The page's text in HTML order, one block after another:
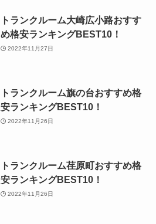
トランクルーム大崎広小路おすす
め格安ランキングBEST10！
2022年11月27日
トランクルーム旗の台おすすめ格
安ランキングBEST10！
2022年11月26日
トランクルーム荏原町おすすめ格
安ランキングBEST10！
2022年11月26日